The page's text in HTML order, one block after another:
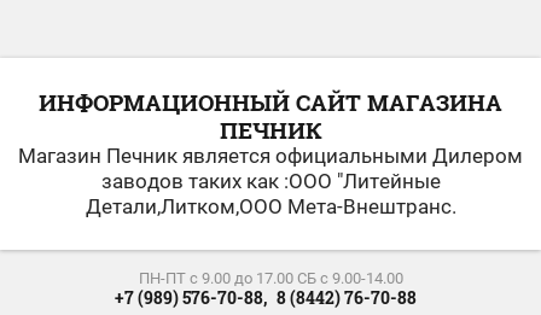
ИНФОРМАЦИОННЫЙ САЙТ МАГАЗИНА
ПЕЧНИК
Магазин Печник является официальными Дилером
заводов таких как :ООО "Литейные
Детали,Литком,ООО Мета-Внештранс.
ПН-ПТ c 9.00 до 17.00 СБ с 9.00-14.00
+7 (989) 576-70-88, 8 (8442) 76-70-88